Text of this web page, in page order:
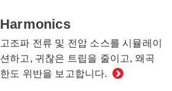
Harmonics
고조파 전류 및 전압 소스를 시뮬레이
션하고, 귀찮은 트립을 줄이고, 왜곡
한도 위반을 보고합니다.